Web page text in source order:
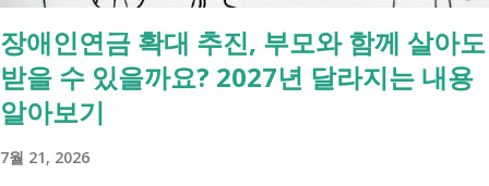
장애인연금 확대 추진, 부모와 함께 살아도
받을 수 있을까요? 2027년 달라지는 내용
알아보기
7월 21, 2026